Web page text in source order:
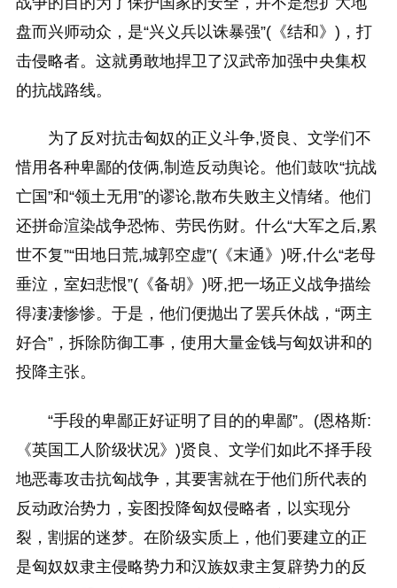
盘而兴师动众，是“兴义兵以诛暴强”(《结和》)，打
击侵略者。这就勇敢地捍卫了汉武帝加强中央集权
的抗战路线。
为了反对抗击匈奴的正义斗争,贤良、文学们不
惜用各种卑鄙的伎俩,制造反动舆论。他们鼓吹“抗战
亡国”和“领土无用”的谬论,散布失败主义情绪。他们
还拼命渲染战争恐怖、劳民伤财。什么“大军之后,累
世不复”“田地日荒,城郭空虚”(《末通》)呀,什么“老母
垂泣，室妇悲恨”(《备胡》)呀,把一场正义战争描绘
得凄凄惨惨。于是，他们便抛出了罢兵休战，“两主
好合”，拆除防御工事，使用大量金钱与匈奴讲和的
投降主张。
“手段的卑鄙正好证明了目的的卑鄙”。(恩格斯:
《英国工人阶级状况》)贤良、文学们如此不择手段
地恶毒攻击抗匈战争，其要害就在于他们所代表的
反动政治势力，妄图投降匈奴侵略者，以实现分
裂，割据的迷梦。在阶级实质上，他们要建立的正
是匈奴奴隶主侵略势力和汉族奴隶主复辟势力的反